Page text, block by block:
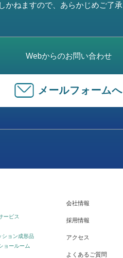
ねますので、あらかじめご了承
Webからのお問い合わせ
メールフォームへ
ービス
ション成形品
ョールーム
会社情報
採用情報
アクセス
よくあるご質問